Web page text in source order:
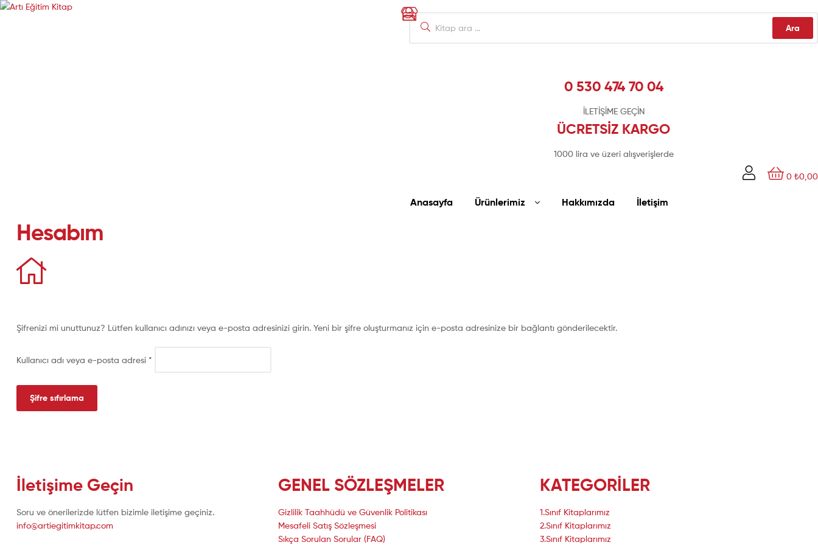
Ara
0 530 474 70 04
İLETİŞİME GEÇİN
ÜCRETSİZ KARGO
1000 lira ve üzeri alışverişlerde
0 ₺0,00
Anasayfa Ürünlerimiz Hakkımızda İletişim
Hesabım
Şifrenizi mi unuttunuz? Lütfen kullanıcı adınızı veya e-posta adresinizi girin. Yeni bir şifre oluşturmanız için e-posta adresinize bir bağlantı gönderilecektir.
Kullanıcı adı veya e-posta adresi *
Şifre sıfırlama
İletişime Geçin
Soru ve önerilerizde lütfen bizimle iletişime geçiniz.
info@artiegitimkitap.com
GENEL SÖZLEŞMELER
Gizlilik Taahhüdü ve Güvenlik Politikası
Mesafeli Satış Sözleşmesi
Sıkça Sorulan Sorular (FAQ)
KATEGORİLER
1.Sınıf Kitaplarımız
2.Sınıf Kitaplarımız
3.Sınıf Kitaplarımız